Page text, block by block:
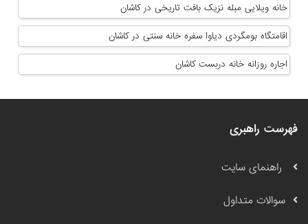
خانه ویلایی مبله نزیک بافت تاریخی در کاشان
اقامتگاه بومگردی دیاوا سفره خانه سنتی در کاشان
اجاره روزانه خانه دربست کاشان
فهرست راهبری
راهنمای سایت
سوالات متداول